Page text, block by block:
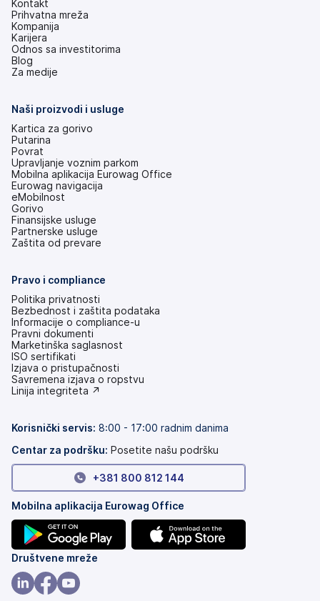
Kontakt
Prihvatna mreža
Kompanija
Karijera
Odnos sa investitorima
(otvara
se
kartice)
Blog
Za medije
Naši proizvodi i usluge
Kartica za gorivo
Putarina
Povrat
Upravljanje voznim parkom
Mobilna aplikacija Eurowag Office
Eurowag navigacija
eMobilnost
Gorivo
Finansijske usluge
Partnerske usluge
Zaštita od prevare
Pravo i compliance
Politika privatnosti
Bezbednost i zaštita podataka
Informacije o compliance-u
Pravni dokumenti
Marketinška saglasnost
ISO sertifikati
Izjava o pristupačnosti
(otvara
se
kartice)
Savremena izjava o ropstvu
(otvara
nove
Linija integriteta ↗
Korisnički servis: 8:00 - 17:00 radnim danima
Centar za podršku: Posetite našu podršku
+381 800 812 144
Mobilna aplikacija Eurowag Office
(otvara
se
na
Društvene mreže